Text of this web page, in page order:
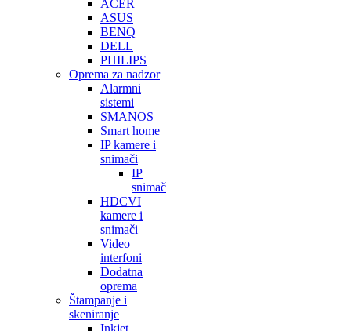
ACER
ASUS
BENQ
DELL
PHILIPS
Oprema za nadzor
Alarmni
sistemi
SMANOS
Smart home
IP kamere i
snimači
IP
snimač
HDCVI
kamere i
snimači
Video
interfoni
Dodatna
oprema
Štampanje i
skeniranje
Inkjet